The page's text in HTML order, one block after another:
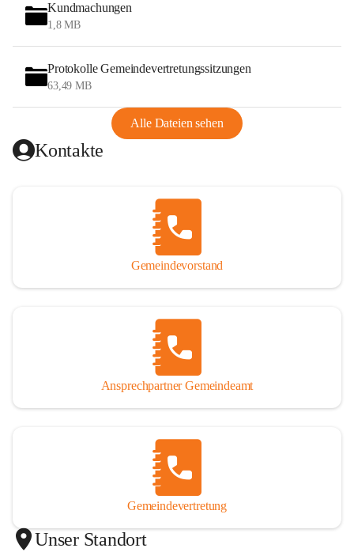
Kundmachungen
1,8 MB
Protokolle Gemeindevertretungssitzungen
63,49 MB
Alle Dateien sehen
Kontakte
Gemeindevorstand
Ansprechpartner Gemeindeamt
Gemeindevertretung
Unser Standort